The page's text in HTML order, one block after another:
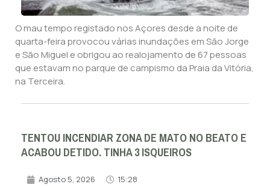
O mau tempo registado nos Açores desde a noite de
quarta-feira provocou várias inundações em São Jorge
e São Miguel e obrigou ao realojamento de 67 pessoas
que estavam no parque de campismo da Praia da Vitória,
na Terceira.
TENTOU INCENDIAR ZONA DE MATO NO BEATO E
ACABOU DETIDO. TINHA 3 ISQUEIROS
Agosto 5, 2026 15:28